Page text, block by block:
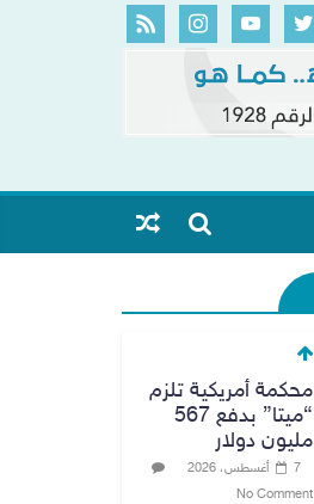
محكمة أمريكية تلزم
“ميتا” بدفع 567
مليون دولار
7 أغسطس، 2026
No Comment